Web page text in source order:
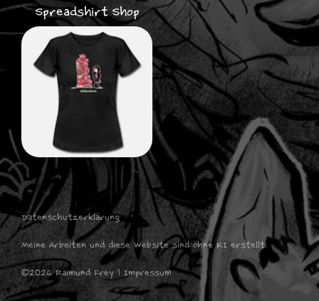
Spreadshirt Shop
Datenschutzerklärung
Meine Arbeiten und diese Website sind ohne KI erstellt.
©2026 Raimund Frey | Impressum